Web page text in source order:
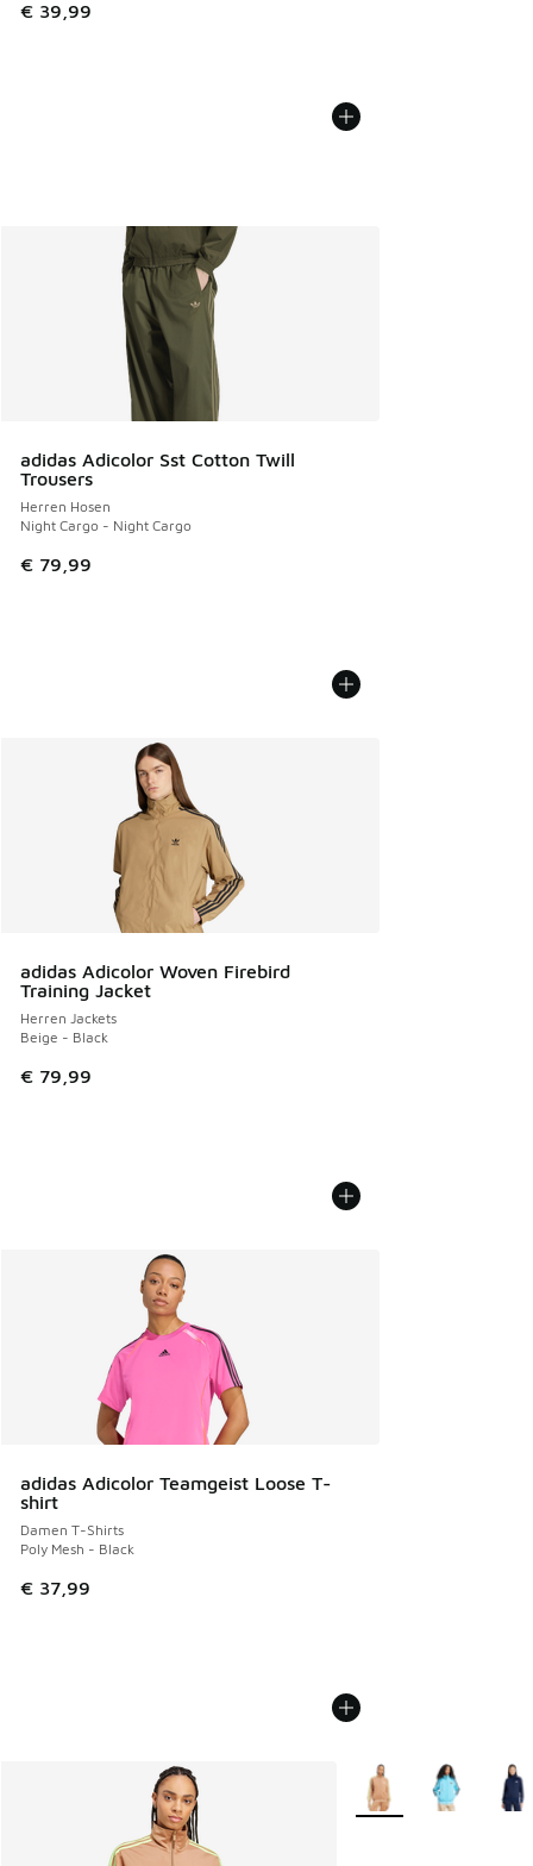
€ 39,99
adidas Adicolor Sst Cotton Twill
Trousers
Herren Hosen
Night Cargo - Night Cargo
€ 79,99
adidas Adicolor Woven Firebird
Training Jacket
Herren Jackets
Beige - Black
€ 79,99
adidas Adicolor Teamgeist Loose T-
shirt
Damen T-Shirts
Poly Mesh - Black
€ 37,99
Weitere Farben